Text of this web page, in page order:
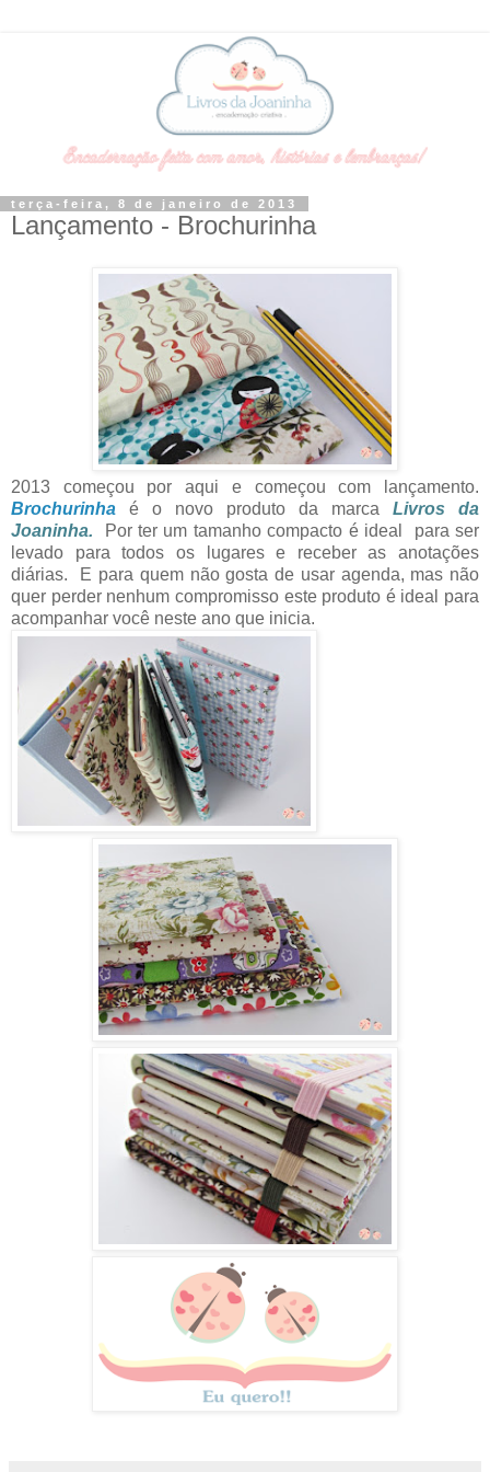
terça-feira, 8 de janeiro de 2013
Lançamento - Brochurinha
2013 começou por aqui e começou com lançamento.
Brochurinha é o novo produto da marca Livros da
Joaninha. Por ter um tamanho compacto é ideal para ser
levado para todos os lugares e receber as anotações
diárias. E para quem não gosta de usar agenda, mas não
quer perder nenhum compromisso este produto é ideal para
acompanhar você neste ano que inicia.